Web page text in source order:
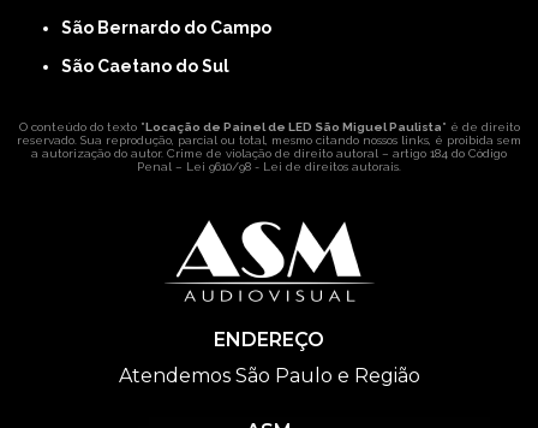
São Bernardo do Campo
São Caetano do Sul
O conteúdo do texto "Locação de Painel de LED São Miguel Paulista" é de direito
reservado. Sua reprodução, parcial ou total, mesmo citando nossos links, é proibida sem
a autorização do autor. Crime de violação de direito autoral – artigo 184 do Código
Penal – Lei 9610/98 - Lei de direitos autorais
ENDEREÇO
Atendemos São Paulo e Região